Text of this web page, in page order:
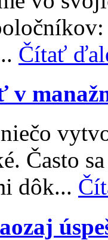
Čítať
Často
dôk...